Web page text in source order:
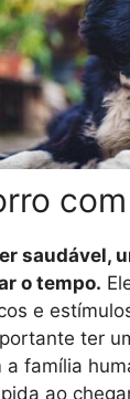
saudável,
o tempo.
e
ter
família
ao